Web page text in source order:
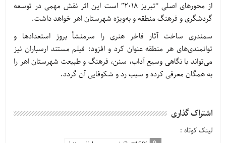
از محورهای اصلی “تبریز 2018” است این اثر نقش مهمی در توسعه
گردشگری و فرهنگ منطقه و به‌ویژه شهرستان اهر خواهد داشت.
سمندری ساخت آثار فاخر هنری را سرمنشأ بروز استعدادها و
توانمندی‌های هر منطقه عنوان کرد و افزود: فیلم مستند ارسباران نیز
می‌تواند با نگاهی وسیع آداب، سنن، فرهنگ و طبیعت شهرستان اهر را
به همگان معرفی کرده و سبب رد و شکوفایی آن گردد.
اشتراک گذاری
لینک کوتاه :